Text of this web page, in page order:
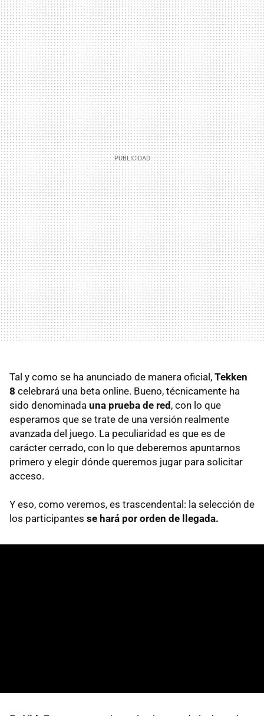
Tal y como se ha anunciado de manera oficial, Tekken
8 celebrará una beta online. Bueno, técnicamente ha
sido denominada una prueba de red, con lo que
esperamos que se trate de una versión realmente
avanzada del juego. La peculiaridad es que es de
carácter cerrado, con lo que deberemos apuntarnos
primero y elegir dónde queremos jugar para solicitar
acceso.
Y eso, como veremos, es trascendental: la selección de
los participantes se hará por orden de llegada.